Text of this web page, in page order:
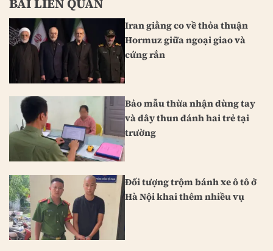
BÀI LIÊN QUAN
Iran giằng co về thỏa thuận
Hormuz giữa ngoại giao và
cứng rắn
Bảo mẫu thừa nhận dùng tay
và dây thun đánh hai trẻ tại
trường
Đối tượng trộm bánh xe ô tô ở
Hà Nội khai thêm nhiều vụ